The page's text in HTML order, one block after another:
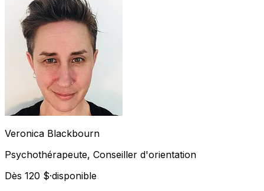
Veronica Blackbourn
Psychothérapeute, Conseiller d'orientation
Dès 120 $·disponible